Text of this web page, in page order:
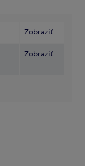
Zobraziť
Zobraziť